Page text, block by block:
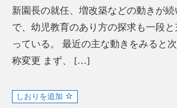
新園長の就任、増改築などの動きが
で、幼児教育のあり方の探求も一段
っている。 最近の主な動きをみると
称変更 まず、 […]
しおりを追加